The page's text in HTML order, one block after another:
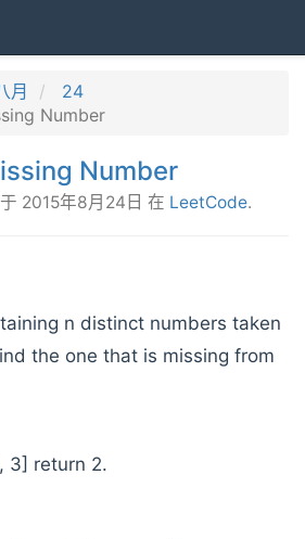
月
24
Number
Number
2015年8月24日 在 LeetCode.
n distinct numbers taken
the one that is missing from
3] return 2.